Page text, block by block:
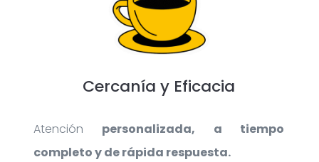
Cercanía y Eficacia
Atención personalizada, a tiempo
completo y de rápida respuesta.